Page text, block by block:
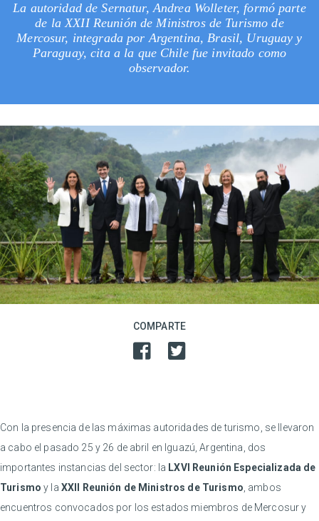
La autoridad de Sernatur, Andrea Wolleter, formó parte
de la XXII Reunión de Ministros de Turismo de
Mercosur, integrada por Argentina, Brasil, Uruguay y
Paraguay, cita a la que Chile fue invitado como
observador.
COMPARTE
Con la presencia de las máximas autoridades de turismo, se llevaron
a cabo el pasado 25 y 26 de abril en Iguazú, Argentina, dos
importantes instancias del sector: la LXVI Reunión Especializada de
Turismo y la XXII Reunión de Ministros de Turismo , ambos
encuentros convocados por los estados miembros de Mercosur y